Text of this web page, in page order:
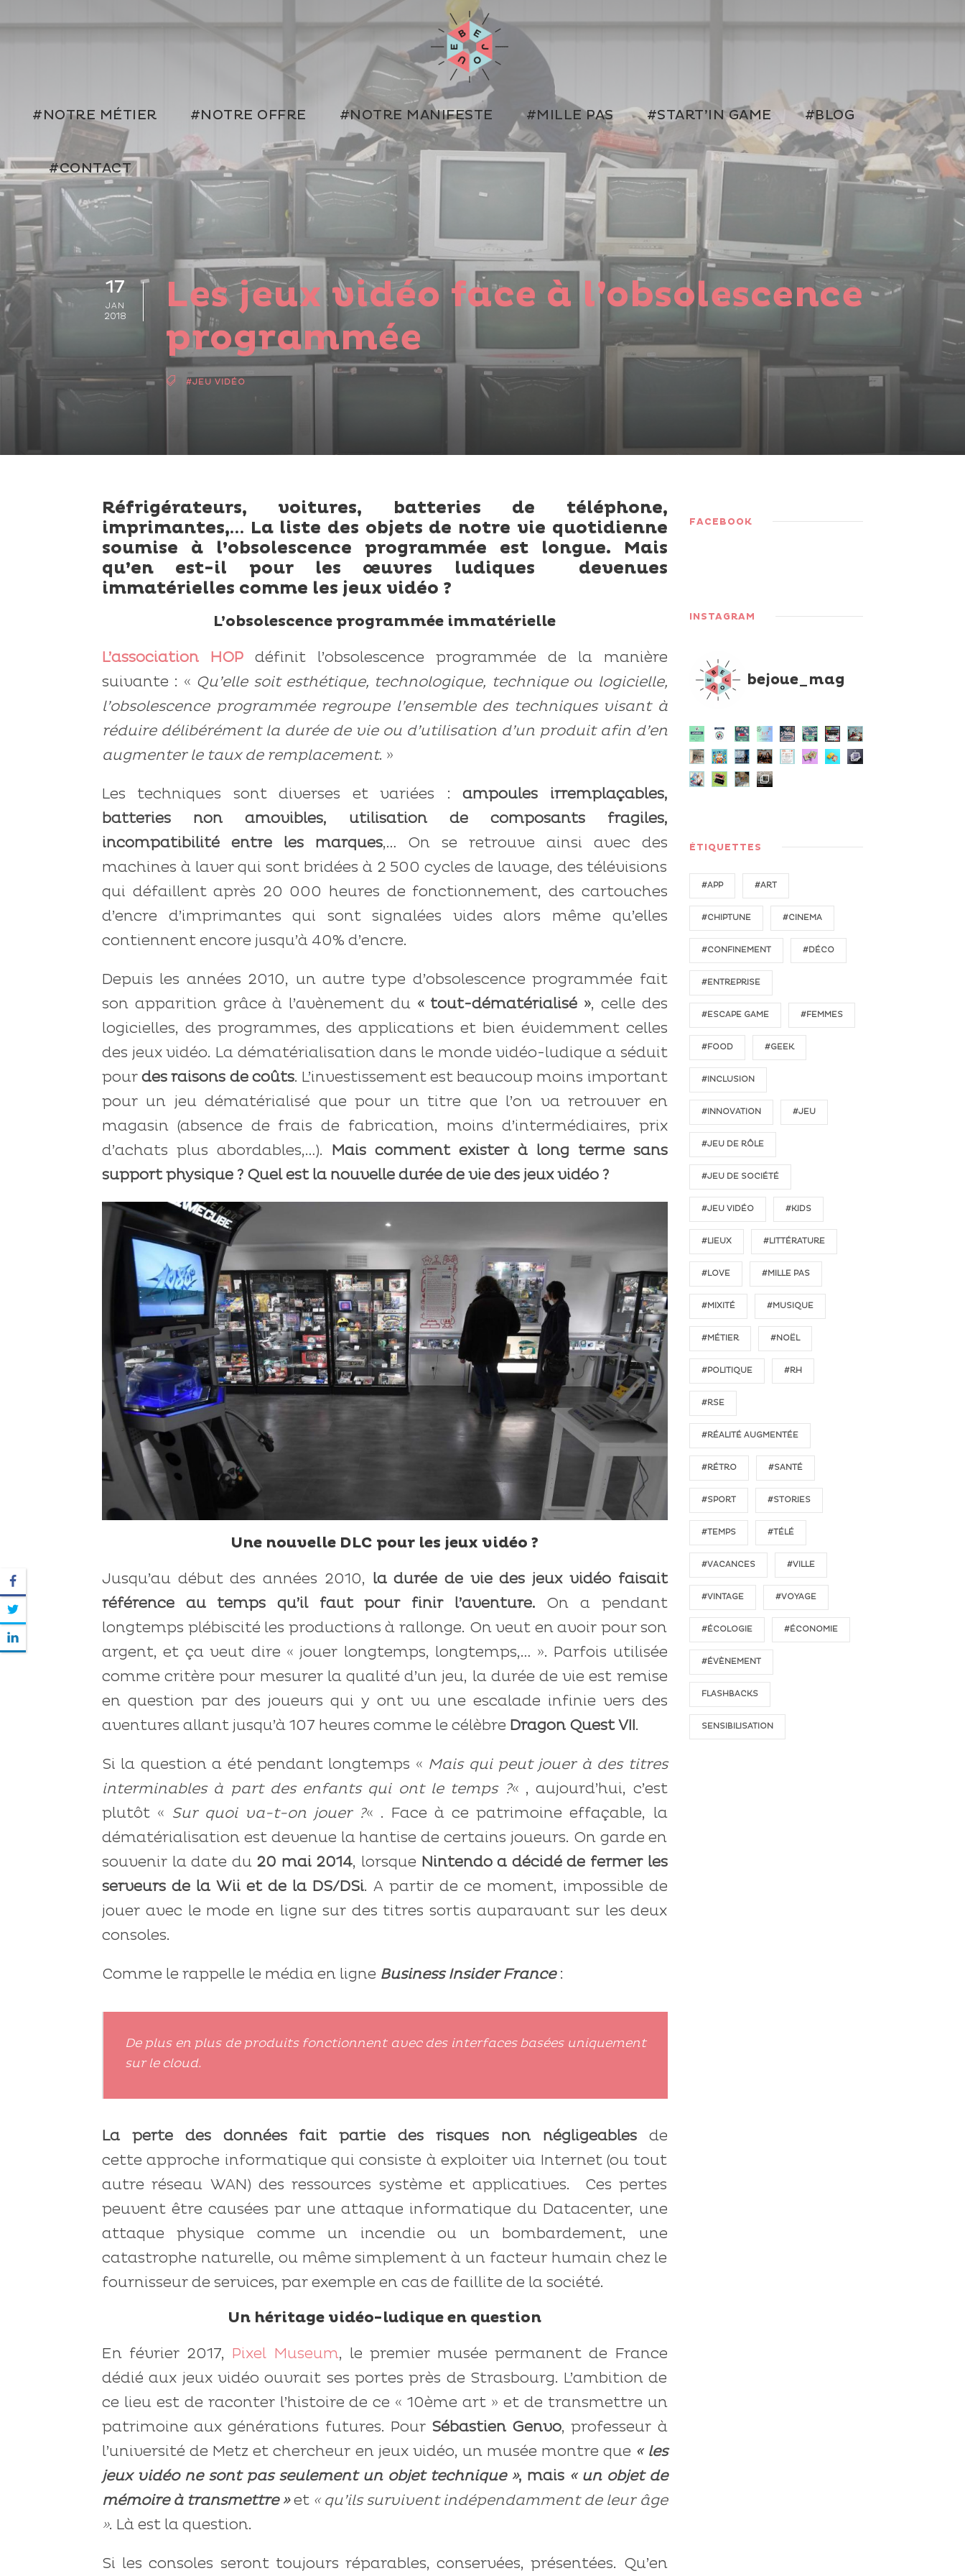
#NOTRE MÉTIER #NOTRE OFFRE #NOTRE MANIFESTE #MILLE PAS #START’IN GAME #BLOG
#CONTACT
17
JAN
2018
Les jeux vidéo face à l’obsolescence
programmée
#JEU VIDÉO
Réfrigérateurs, voitures, batteries de téléphone,
imprimantes,… La liste des objets de notre vie quotidienne
soumise à l’obsolescence programmée est longue. Mais
qu’en est-il pour les œuvres ludiques devenues
immatérielles comme les jeux vidéo ?
L’obsolescence programmée immatérielle
L’association HOP
définit l’obsolescence programmée de la manière
suivante : « Qu’elle soit esthétique, technologique, technique ou logicielle,
l’obsolescence programmée regroupe l’ensemble des techniques visant à
réduire délibérément la durée de vie ou d’utilisation d’un produit afin d’en
augmenter le taux de remplacement. »
Les techniques sont diverses et variées :ampoules irremplaçables,
batteries non amovibles, utilisation de composants fragiles,
incompatibilité entre les marques,… On se retrouve ainsi avec des
machines à laver qui sont bridées à 2 500 cycles de lavage, des télévisions
qui défaillent après 20 000 heures de fonctionnement, des cartouches
d’encre d’imprimantes qui sont signalées vides alors même qu’elles
contiennent encore jusqu’à 40% d’encre.
Depuis les années 2010, un autre type d’obsolescence programmée fait
son apparition grâce à l’avènement du « tout-dématérialisé », celle des
logicielles, des programmes, des applications et bien évidemment celles
des jeux vidéo. La dématérialisation dans le monde vidéo-ludique a séduit
pourdes raisons de coûts. L’investissement est beaucoup moins important
pour un jeu dématérialisé que pour un titre que l’on va retrouver en
magasin (absence de frais de fabrication, moins d’intermédiaires, prix
d’achats plus abordables,…). Mais comment exister à long terme sans
support physique ? Quel est la nouvelle durée de vie des jeux vidéo ?
Une nouvelle DLC pour les jeux vidéo ?
Jusqu’au début des années 2010, la durée de vie des jeux vidéo faisait
référence au temps qu’il faut pour finir l’aventure. On a pendant
longtemps plébiscité les productions à rallonge. On veut en avoir pour son
argent, et ça veut dire « jouer longtemps, longtemps,… ». Parfois utilisée
comme critère pour mesurer la qualité d’un jeu, la durée de vie est remise
en question par des joueurs qui y ont vu une escalade infinie vers des
aventures allant jusqu’à 107 heures comme le célèbre Dragon Quest VII.
Si la question a été pendant longtemps « Mais qui peut jouer à des titres
interminables à part des enfants qui ont le temps ?« , aujourd’hui, c’est
plutôt « Sur quoi va-t-on jouer ?« . Face à ce patrimoine effaçable, la
dématérialisation est devenue la hantise de certains joueurs. On garde en
souvenir la date du 20 mai 2014, lorsque Nintendo a décidé de fermer les
serveurs de la Wii et de la DS/DSi. A partir de ce moment, impossible de
jouer avec le mode en ligne sur des titres sortis auparavant sur les deux
consoles.
Comme le rappelle le média en ligne Business Insider France:
De plus en plus de produits fonctionnent avec des interfaces basées uniquement
sur le cloud.
La perte des données fait partie des risques non négligeablesde
cette approche informatique qui consiste à exploiter via Internet (ou tout
autre réseau WAN) des ressources système et applicatives. Ces pertes
peuvent être causées par une attaque informatique du Datacenter, une
attaque physique comme un incendie ou un bombardement, une
catastrophe naturelle, ou même simplement à un facteur humain chez le
fournisseur de services, par exemple en cas de faillite de la société.
Un héritage vidéo-ludique en question
En février 2017, Pixel Museum, le premier musée permanent de France
dédié aux jeux vidéo ouvrait ses portes près de Strasbourg. L’ambition de
ce lieu est de raconter l’histoire de ce « 10ème art » et de transmettre un
patrimoine aux générations futures. Pour Sébastien Genvo, professeur à
l’université de Metz et chercheur en jeux vidéo, un musée montre que « les
jeux vidéo ne sont pas seulement un objet technique », mais « un objet de
mémoire à transmettre »et « qu’ils survivent indépendamment de leur âge
». Là est la question.
Si les consoles seront toujours réparables, conservées, présentées. Qu’en
FACEBOOK
INSTAGRAM
bejoue_mag
ÉTIQUETTES
#APP #ART
#CHIPTUNE #CINEMA
#CONFINEMENT #DÉCO
#ENTREPRISE
#ESCAPE GAME #FEMMES
#FOOD #GEEK
#INCLUSION
#INNOVATION #JEU
#JEU DE RÔLE
#JEU DE SOCIÉTÉ
#JEU VIDÉO #KIDS
#LIEUX #LITTÉRATURE
#LOVE #MILLE PAS
#MIXITÉ #MUSIQUE
#MÉTIER #NOËL
#POLITIQUE #RH
#RSE
#RÉALITÉ AUGMENTÉE
#RÉTRO #SANTÉ
#SPORT #STORIES
#TEMPS #TÉLÉ
#VACANCES #VILLE
#VINTAGE #VOYAGE
#ÉCOLOGIE #ÉCONOMIE
#ÉVÈNEMENT
FLASHBACKS
SENSIBILISATION